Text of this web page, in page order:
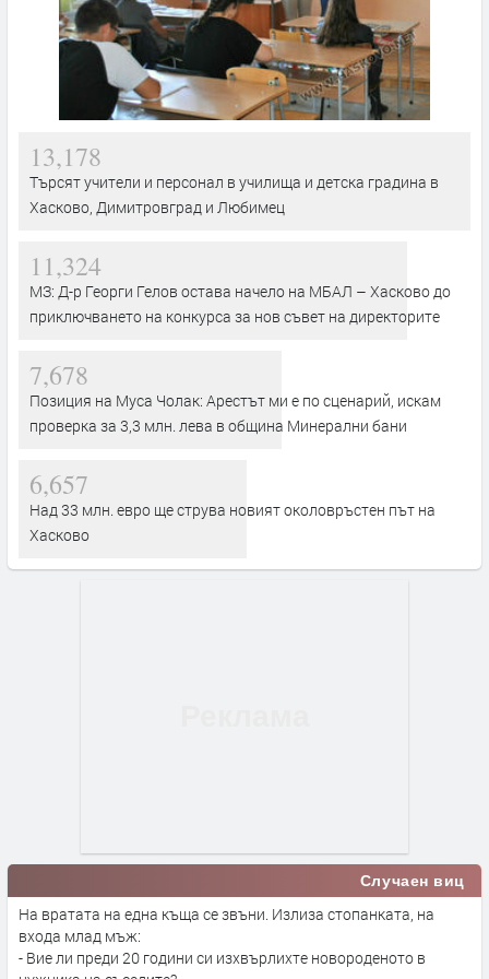
13,178
Търсят учители и персонал в училища и детска градина в
Хасково, Димитровград и Любимец
11,324
МЗ: Д-р Георги Гелов остава начело на МБАЛ – Хасково до
приключването на конкурса за нов съвет на директорите
7,678
Позиция на Муса Чолак: Арестът ми е по сценарий, искам
проверка за 3,3 млн. лева в община Минерални бани
6,657
Над 33 млн. евро ще струва новият околовръстен път на
Хасково
Случаен виц
На вратата на една къща се звъни. Излиза стопанката, на
входа млад мъж:
- Вие ли преди 20 години си изхвърлихте новороденото в